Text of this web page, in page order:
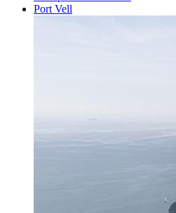
Port Vell